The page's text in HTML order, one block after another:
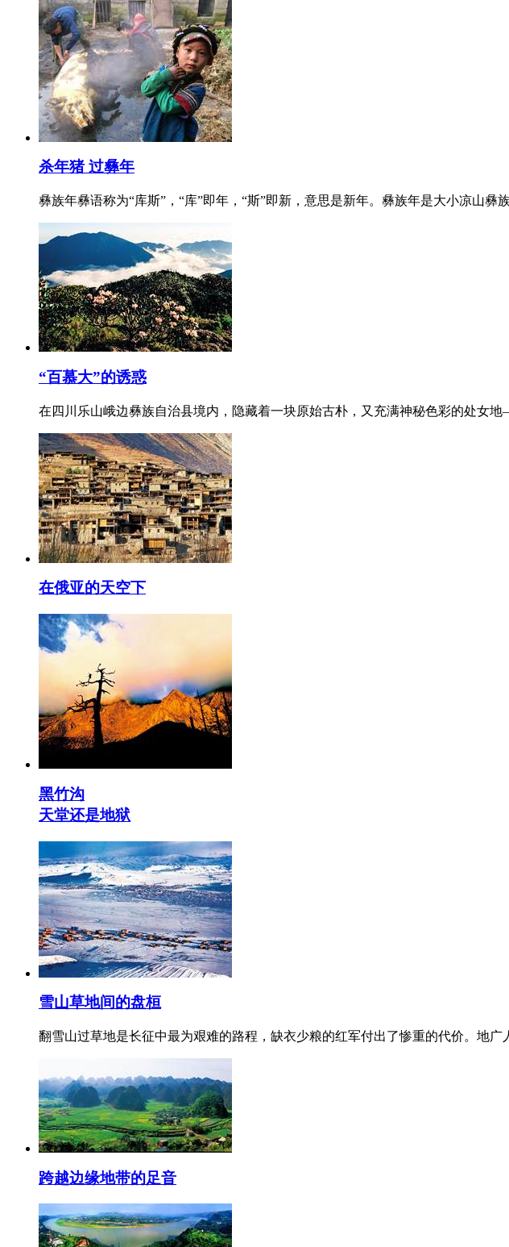
杀年猪 过彝年
彝族年彝语称为“库斯”，“库”即年，“斯”即新，意思是新年。彝族年是大小凉山彝
“百慕大”的诱惑
在四川乐山峨边彝族自治县境内，隐藏着一块原始古朴，又充满神秘色彩的处女
在俄亚的天空下
黑竹沟
天堂还是地狱
雪山草地间的盘桓
翻雪山过草地是长征中最为艰难的路程，缺衣少粮的红军付出了惨重的代价。地
跨越边缘地带的足音